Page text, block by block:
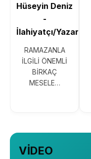
Hüseyin Deniz
-
İlahiyatçı/Yazar
RAMAZANLA
İLGİLİ ÖNEMLİ
BİRKAÇ
MESELE…
VİDEO